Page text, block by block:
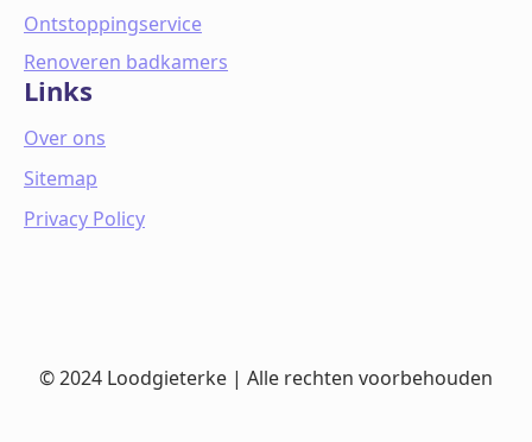
Ontstoppingservice
Renoveren badkamers
Links
Over ons
Sitemap
Privacy Policy
© 2024 Loodgieterke | Alle rechten voorbehouden